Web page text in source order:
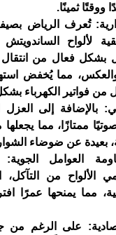
ووقتًا ثمينًا.
تُعرف الرياض
لألواح
بشكل فعال من
مما يُخفض
من فواتير الكهرباء
بالإضافة إلى
صوتيًا ممتازًا، مما
بعيدة عن ضوضاء
العوامل الجوية:
الألواح من
مما يمنحها عمرًا
على الرغم من